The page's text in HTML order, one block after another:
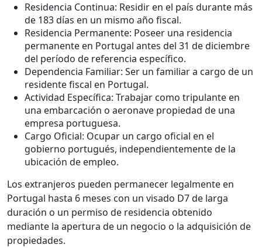
Residencia Continua: Residir en el país durante más
de 183 días en un mismo año fiscal.
Residencia Permanente: Poseer una residencia
permanente en Portugal antes del 31 de diciembre
del período de referencia específico.
Dependencia Familiar: Ser un familiar a cargo de un
residente fiscal en Portugal.
Actividad Específica: Trabajar como tripulante en
una embarcación o aeronave propiedad de una
empresa portuguesa.
Cargo Oficial: Ocupar un cargo oficial en el
gobierno portugués, independientemente de la
ubicación de empleo.
Los extranjeros pueden permanecer legalmente en
Portugal hasta 6 meses con un visado D7 de larga
duración o un permiso de residencia obtenido
mediante la apertura de un negocio o la adquisición de
propiedades.